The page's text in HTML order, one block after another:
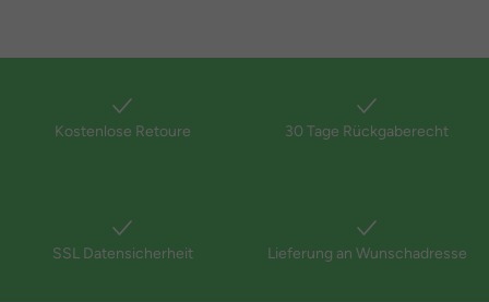
Kostenlose Retoure 30 Tage Rückgaberecht
SSL Datensicherheit Lieferung an Wunschadresse